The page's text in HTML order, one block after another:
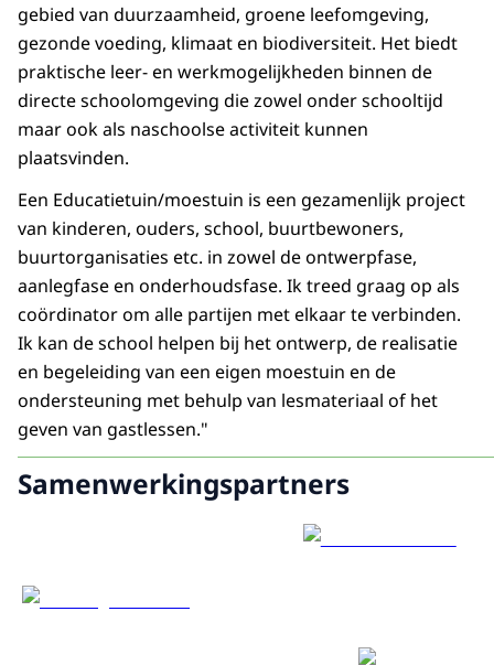
gebied van duurzaamheid, groene leefomgeving,
gezonde voeding, klimaat en biodiversiteit. Het biedt
praktische leer- en werkmogelijkheden binnen de
directe schoolomgeving die zowel onder schooltijd
maar ook als naschoolse activiteit kunnen
plaatsvinden.
Een Educatietuin/moestuin is een gezamenlijk project
van kinderen, ouders, school, buurtbewoners,
buurtorganisaties etc. in zowel de ontwerpfase,
aanlegfase en onderhoudsfase. Ik treed graag op als
coördinator om alle partijen met elkaar te verbinden.
Ik kan de school helpen bij het ontwerp, de realisatie
en begeleiding van een eigen moestuin en de
ondersteuning met behulp van lesmateriaal of het
geven van gastlessen."
Samenwerkingspartners